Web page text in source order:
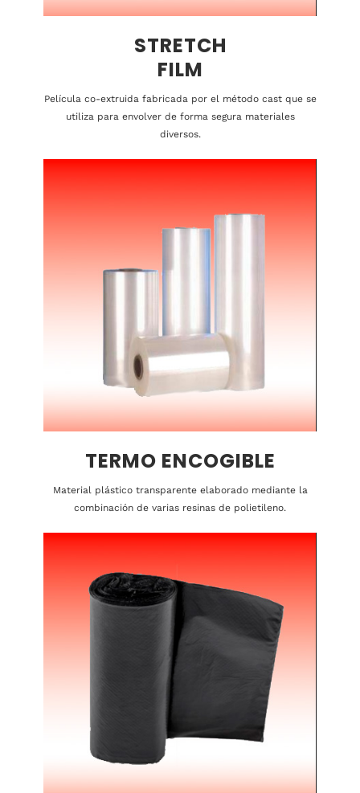
STRETCH
FILM
Película co-extruida fabricada por el método cast que se
utiliza para envolver de forma segura materiales
diversos.
TERMO ENCOGIBLE
Material plástico transparente elaborado mediante la
combinación de varias resinas de polietileno.